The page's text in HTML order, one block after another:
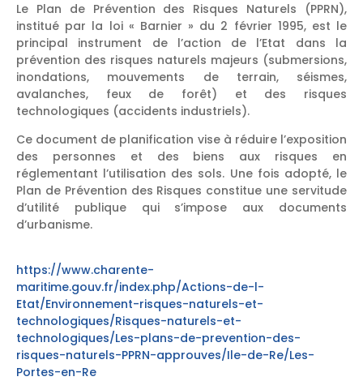
Le Plan de Prévention des Risques Naturels (PPRN),
institué par la loi « Barnier » du 2 février 1995, est le
principal instrument de l’action de l’Etat dans la
prévention des risques naturels majeurs (submersions,
inondations, mouvements de terrain, séismes,
avalanches, feux de forêt) et des risques
technologiques (accidents industriels).
Ce document de planification vise à réduire l’exposition
des personnes et des biens aux risques en
réglementant l’utilisation des sols. Une fois adopté, le
Plan de Prévention des Risques constitue une servitude
d’utilité publique qui s’impose aux documents
d’urbanisme.
https://www.charente-
maritime.gouv.fr/index.php/Actions-de-l-
Etat/Environnement-risques-naturels-et-
technologiques/Risques-naturels-et-
technologiques/Les-plans-de-prevention-des-
risques-naturels-PPRN-approuves/Ile-de-Re/Les-
Portes-en-Re